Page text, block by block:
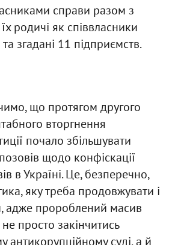
справи разом з
родичі як співвласники
згадані 11 підприємств.
що протягом другого
вторгнення
почало збільшувати
щодо конфіскації
в Україні. Це, безперечно,
яку треба продовжувати і
адже пророблений масив
просто закінчитись
антикорупційному суді, а й